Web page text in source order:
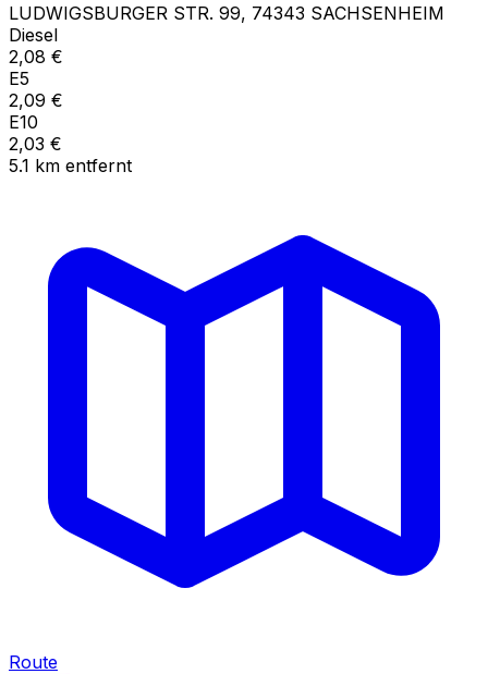
LUDWIGSBURGER STR. 99, 74343 SACHSENHEIM
Diesel
2,08 €
E5
2,09 €
E10
2,03 €
5.1 km entfernt
Route